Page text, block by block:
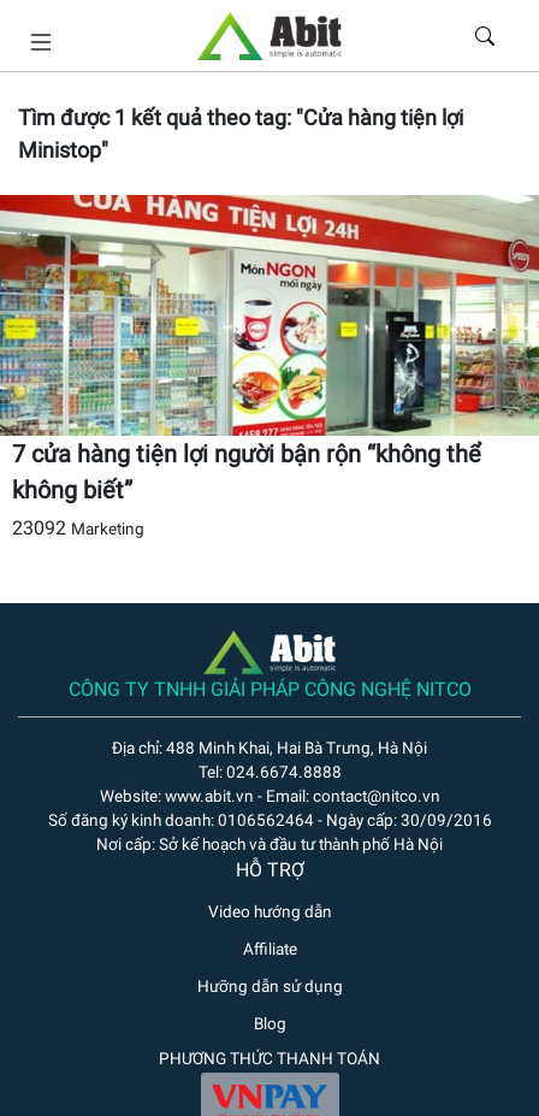
Tìm được1 kết quả theo tag: "Cửa hàng tiện lợi
Ministop"
7 cửa hàng tiện lợi người bận rộn “không thể
không biết”
23092 Marketing
CÔNG TY TNHH GIẢI PHÁP CÔNG NGHỆ NITCO
Địa chỉ: 488 Minh Khai, Hai Bà Trưng, Hà Nội
Tel: 024.6674.8888
Website: www.abit.vn - Email: contact@nitco.vn
Số đăng ký kinh doanh: 0106562464 - Ngày cấp: 30/09/2016
Nơi cấp: Sở kế hoạch và đầu tư thành phố Hà Nội
HỖ TRỢ
Video hướng dẫn
Affiliate
Hưỡng dẫn sử dụng
Blog
PHƯƠNG THỨC THANH TOÁN